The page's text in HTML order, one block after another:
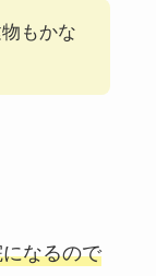
もかな
なるので